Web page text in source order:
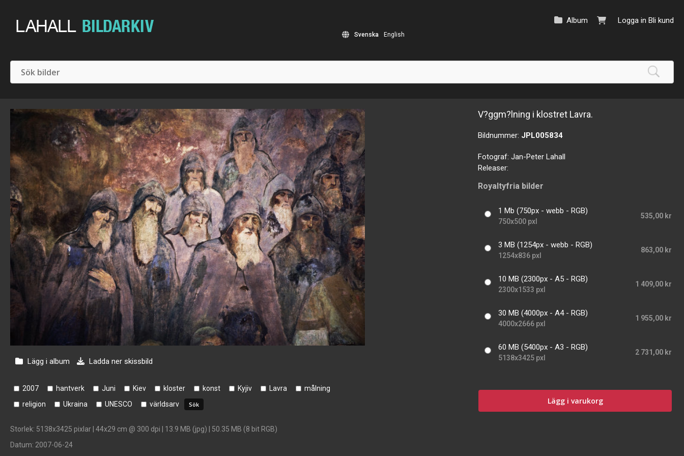
Logga in Bli kund
Album
Svenska English
Lägg i album Ladda ner skissbild
2007 hantverk Juni Kiev kloster konst Kyjiv Lavra
målning
religion
Ukraina UNESCO världsarv
Storlek: 5138x3425 pixlar | 44x29 cm @ 300 dpi | 13.9 MB (jpg) | 50.35 MB (8 bit RGB)
Datum: 2007-06-24
V?ggm?lning i klostret Lavra.
Bildnummer: JPL005834
Fotograf:Jan-Peter Lahall
Releaser:
Royaltyfria bilder
1 Mb (750px - webb - RGB)
750x500 pxl
535,00 kr
3 MB (1254px - webb - RGB)
1254x836 pxl
863,00 kr
10 MB (2300px - A5 - RGB)
2300x1533 pxl
1 409,00 kr
30 MB (4000px - A4 - RGB)
4000x2666 pxl
1 955,00 kr
60 MB (5400px - A3 - RGB)
5138x3425 pxl
2 731,00 kr
Lägg i varukorg